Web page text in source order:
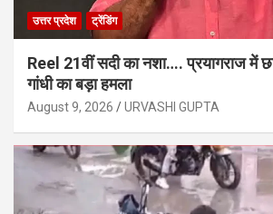
उत्तर प्रदेश ट्रेंडिंग
Reel 21वीं सदी का नशा…. प्रयागराज में
गांधी का बड़ा हमला
August 9, 2026 URVASHI GUPTA